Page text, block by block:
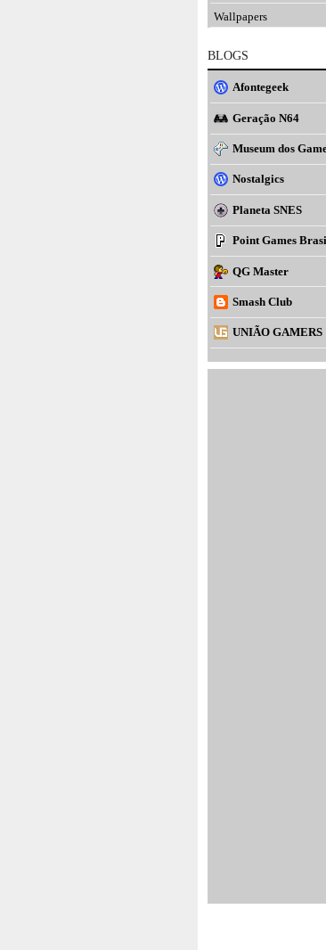
Wallpapers
BLOGS
Afontegeek
Geração N64
Museum dos
Nostalgics
Planeta SNES
Point Games
QG Master
Smash Club
UNIÃO GAMERS